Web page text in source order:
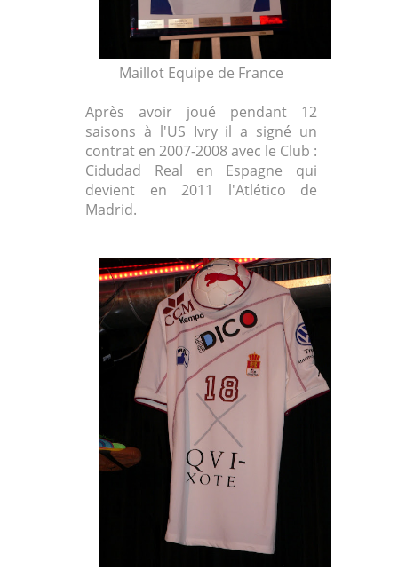
Maillot Equipe de France
Après avoir joué pendant 12
saisons à l'US Ivry il a signé un
contrat en 2007-2008 avec le Club :
Cidudad Real en Espagne qui
devient en 2011 l'Atlético de
Madrid.